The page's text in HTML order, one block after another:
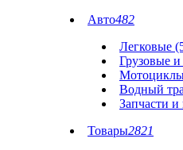
Авто482
Легковые
Грузовые
Водный
Запчасти и
Товары2821